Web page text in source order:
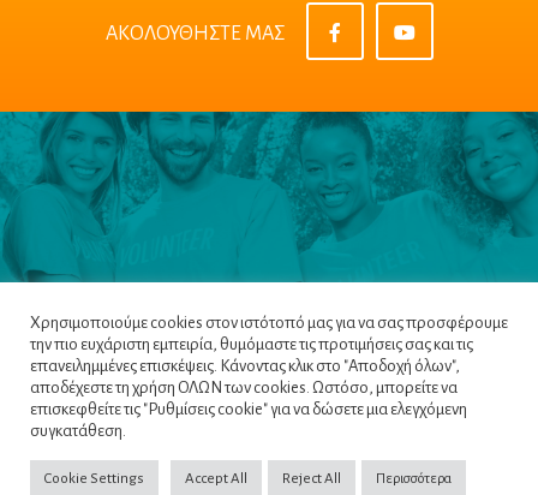
ΑΚΟΛΟΥΘΗΣΤΕ ΜΑΣ
Προϋποθέσεις|Cookie Policy
Χρησιμοποιούμε cookies στον ιστότοπό μας για να σας προσφέρουμε
την πιο ευχάριστη εμπειρία, θυμόμαστε τις προτιμήσεις σας και τις
επανειλημμένες επισκέψεις. Κάνοντας κλικ στο "Αποδοχή όλων",
αποδέχεστε τη χρήση ΟΛΩΝ των cookies. Ωστόσο, μπορείτε να
επισκεφθείτε τις "Ρυθμίσεις cookie" για να δώσετε μια ελεγχόμενη
συγκατάθεση.
Cookie Settings Accept All Reject All Περισσότερα